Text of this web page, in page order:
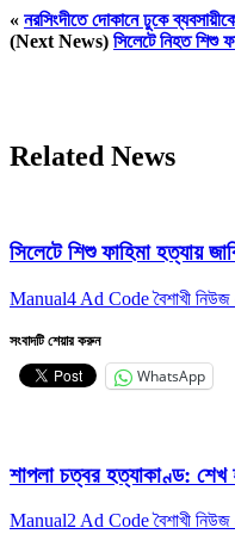
« নরসিংদীতে দোকানে ঢুকে
(Next News) সিলেটে নিহত শিশু
Related News
সিলেটে শিশু ফাহিমা হত্যায়
Manual4 Ad Code বৈশাখী নিউজ
সংবাদটি শেয়ার করুন
WhatsApp
শাপলা চত্বর হত্যাকাণ্ড: শেখ
Manual2 Ad Code বৈশাখী নিউজ